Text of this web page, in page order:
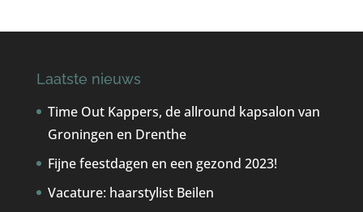
Laatste nieuws
Time Out Kappers, de allround kapsalon van
Groningen en Drenthe
Fijne feestdagen en een gezond 2023!
Vacature: haarstylist Beilen